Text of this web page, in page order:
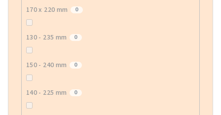
170 x 220 mm 0
130 - 235 mm 0
150 - 240 mm 0
140 - 225 mm 0